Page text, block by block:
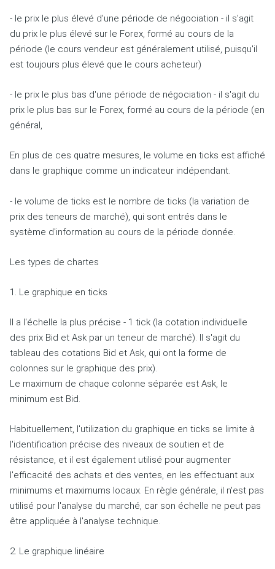
- le prix le plus élevé d'une période de négociation - il s'agit
du prix le plus élevé sur le Forex, formé au cours de la
période (le cours vendeur est généralement utilisé, puisqu'il
est toujours plus élevé que le cours acheteur)
- le prix le plus bas d'une période de négociation - il s'agit du
prix le plus bas sur le Forex, formé au cours de la période (en
général,
En plus de ces quatre mesures, le volume en ticks est affiché
dans le graphique comme un indicateur indépendant.
- le volume de ticks est le nombre de ticks (la variation de
prix des teneurs de marché), qui sont entrés dans le
système d'information au cours de la période donnée.
Les types de chartes
1. Le graphique en ticks
Il a l'échelle la plus précise - 1 tick (la cotation individuelle
des prix Bid et Ask par un teneur de marché). Il s'agit du
tableau des cotations Bid et Ask, qui ont la forme de
colonnes sur le graphique des prix).
Le maximum de chaque colonne séparée est Ask, le
minimum est Bid.
Habituellement, l'utilization du graphique en ticks se limite à
l'identification précise des niveaux de soutien et de
résistance, et il est également utilisé pour augmenter
l'efficacité des achats et des ventes, en les effectuant aux
minimums et maximums locaux. En règle générale, il n'est pas
utilisé pour l'analyse du marché, car son échelle ne peut pas
être appliquée à l'analyse technique.
2. Le graphique linéaire